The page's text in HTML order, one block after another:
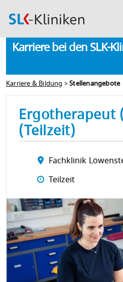
Karriere bei den SLK-
Karriere & Bildung >Stellenangebote
Ergotherapeut
(Teilzeit)
Fachklinik
Teilzeit